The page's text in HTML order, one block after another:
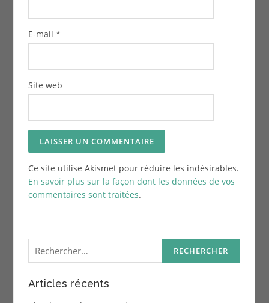
E-mail *
Site web
Ce site utilise Akismet pour réduire les indésirables.
En savoir plus sur la façon dont les données de vos
commentaires sont traitées.
Rechercher :
Articles récents